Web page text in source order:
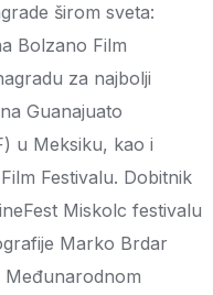
širom sveta:
Bolzano Film
za najbolji
Guanajuato
u Meksiku, kao i
Festivalu. Dobitnik
Miskolc festivalu
Marko Brdar